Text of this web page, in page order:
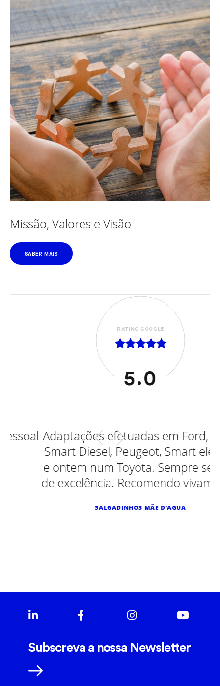
Missão, Valores e Visão
SABER MAIS
RATING GOOGLE
5.0
Adaptações efetuadas em Ford, Opel,
Smart Diesel, Peugeot, Smart eletrico
e ontem num Toyota. Sempre serviço
de excelência. Recomendo vivamente.
SALGADINHOS MÃE D'AGUA
Subscreva a nossa Newsletter